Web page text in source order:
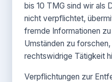
bis 10 TMG sind wir als
nicht verpflichtet,
fremde Informationen
Umständen zu
rechtswidrige Tätigkeit
Verpflichtungen zur